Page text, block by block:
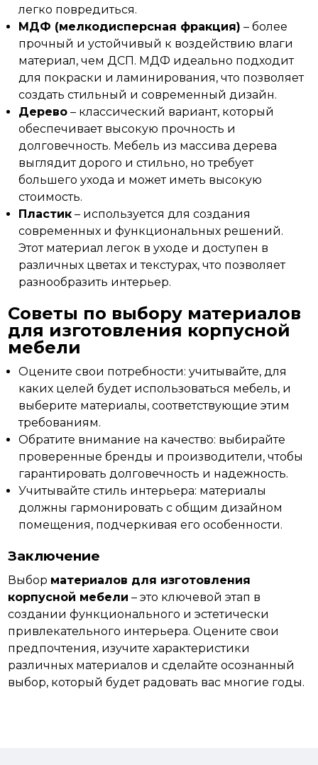
легко повредиться.
МДФ (мелкодисперсная фракция) – более
прочный и устойчивый к воздействию влаги
материал, чем ДСП. МДФ идеально подходит
для покраски и ламинирования, что позволяет
создать стильный и современный дизайн.
Дерево – классический вариант, который
обеспечивает высокую прочность и
долговечность. Мебель из массива дерева
выглядит дорого и стильно, но требует
большего ухода и может иметь высокую
стоимость.
Пластик – используется для создания
современных и функциональных решений.
Этот материал легок в уходе и доступен в
различных цветах и текстурах, что позволяет
разнообразить интерьер.
Советы по выбору материалов
для изготовления корпусной
мебели
Оцените свои потребности: учитывайте, для
каких целей будет использоваться мебель, и
выберите материалы, соответствующие этим
требованиям.
Обратите внимание на качество: выбирайте
проверенные бренды и производители, чтобы
гарантировать долговечность и надежность.
Учитывайте стиль интерьера: материалы
должны гармонировать с общим дизайном
помещения, подчеркивая его особенности.
Заключение
Выбор материалов для изготовления
корпусной мебели – это ключевой этап в
создании функционального и эстетически
привлекательного интерьера. Оцените свои
предпочтения, изучите характеристики
различных материалов и сделайте осознанный
выбор, который будет радовать вас многие годы.